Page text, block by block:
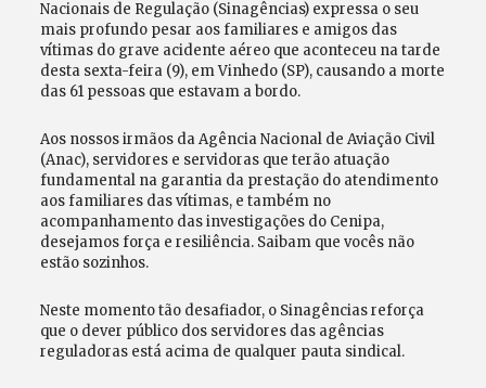
Nacionais de Regulação (Sinagências) expressa o seu
mais profundo pesar aos familiares e amigos das
vítimas do grave acidente aéreo que aconteceu na tarde
desta sexta-feira (9), em Vinhedo (SP), causando a morte
das 61 pessoas que estavam a bordo.
Aos nossos irmãos da Agência Nacional de Aviação Civil
(Anac), servidores e servidoras que terão atuação
fundamental na garantia da prestação do atendimento
aos familiares das vítimas, e também no
acompanhamento das investigações do Cenipa,
desejamos força e resiliência. Saibam que vocês não
estão sozinhos.
Neste momento tão desafiador, o Sinagências reforça
que o dever público dos servidores das agências
reguladoras está acima de qualquer pauta sindical.